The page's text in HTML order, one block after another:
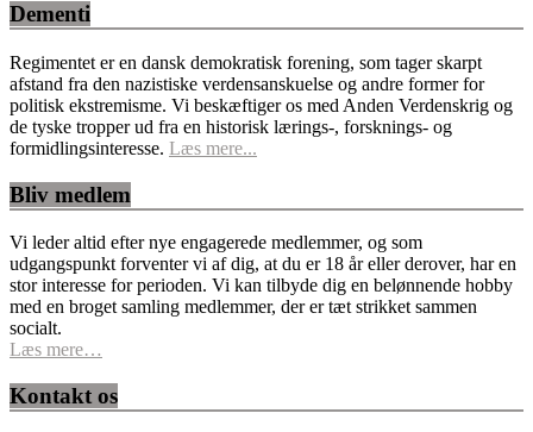
Dementi
Regimentet er en dansk demokratisk forening, som tager skarpt
afstand fra den nazistiske verdensanskuelse og andre former for
politisk ekstremisme. Vi beskæftiger os med Anden Verdenskrig og
de tyske tropper ud fra en historisk lærings-, forsknings- og
formidlingsinteresse. Læs mere...
Bliv medlem
Vi leder altid efter nye engagerede medlemmer, og som
udgangspunkt forventer vi af dig, at du er 18 år eller derover, har en
stor interesse for perioden. Vi kan tilbyde dig en belønnende hobby
med en broget samling medlemmer, der er tæt strikket sammen
socialt.
Læs mere…
Kontakt os